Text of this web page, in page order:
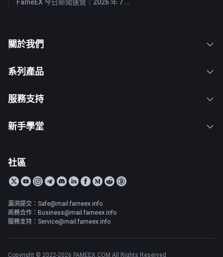
FameEX 今日新聞速覽｜2026 年 7 月 28 日
關於我們
系列產品
服務支持
新手學堂
社區
漏洞提交：Safe@mail.fameex.info
商務合作：Business@mail.fameex.info
服務支持：Service@mail.fameex.info
Copyright © 2022-2026 FAMEEX.COM All Rights Reserved